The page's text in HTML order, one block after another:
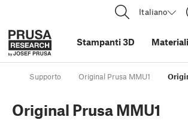
Italiano
Stampanti 3D Materiali
Supporto Original Prusa MMU1
Original Prusa MMU1